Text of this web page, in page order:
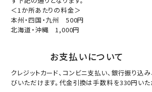
＜1か所あたりの料金＞
本州・四国・九州 500円
北海道・沖縄 1,000円
お支払いについて
クレジットカード、コンビニ支払い、銀行振り込
びいただけます。代金引換は手数料を330円いた